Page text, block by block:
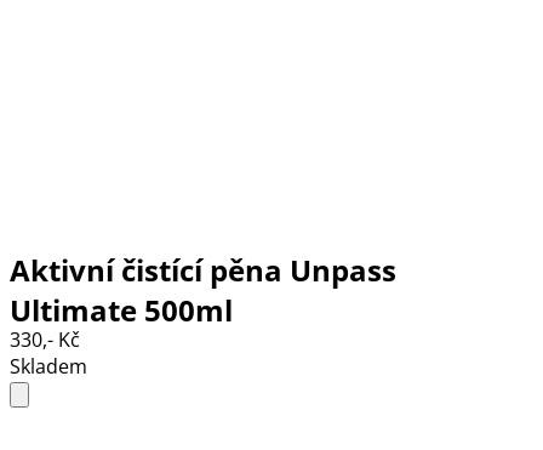
Aktivní čistící pěna Unpass
Ultimate 500ml
330,- Kč
Skladem